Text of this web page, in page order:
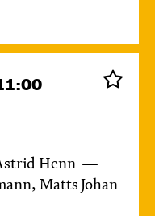
Henn
Matts Johan